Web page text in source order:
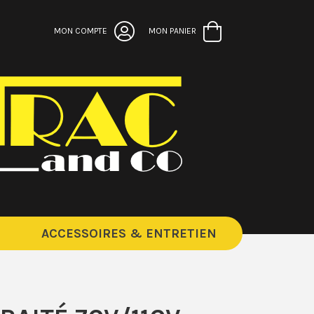
MON COMPTE MON PANIER
ACCESSOIRES & ENTRETIEN